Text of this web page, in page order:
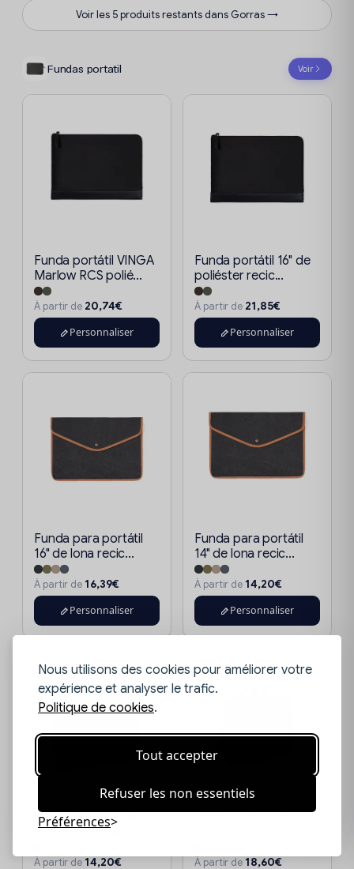
Nous utilisons des cookies pour améliorer votre
expérience et analyser le trafic.
Politique de cookies.
Tout accepter
Refuser les non essentiels
Préférences
Voir les 5 produits restants dans Gorras →
Fundas portatil Voir
Funda portátil VINGA
Marlow RCS polié...
À partir de 20,74€
Personnaliser
Funda portátil 16" de
poliéster recic...
À partir de 21,85€
Personnaliser
Funda para portátil
16" de lona recic...
À partir de 16,39€
Personnaliser
Funda para portátil
14" de lona recic...
À partir de 14,20€
Personnaliser
Funda para portátil
15,6" Swiss Peak ...
À partir de14,20€
Maletín para portátil
À partir de18,60€